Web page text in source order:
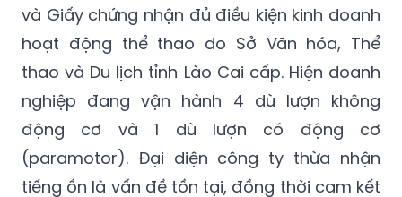
và Giấy chứng nhận đủ điều kiện kinh doanh
hoạt động thể thao do Sở Văn hóa, Thể
thao và Du lịch tỉnh Lào Cai cấp. Hiện doanh
nghiệp đang vận hành 4 dù lượn không
động cơ và 1 dù lượn có động cơ
(paramotor). Đại diện công ty thừa nhận
tiếng ồn là vấn đề tồn tại, đồng thời cam kết